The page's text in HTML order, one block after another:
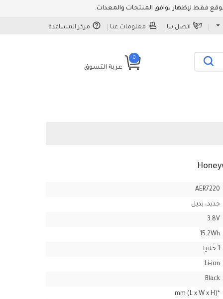
اتصل بنا معلومات عنا مركز المساعدة
0
عربة التسوق
AER7220
جديد، بديل
3.8V
15.2Wh
1 خلايا
Li-ion
Black
*mm (L x W x H)